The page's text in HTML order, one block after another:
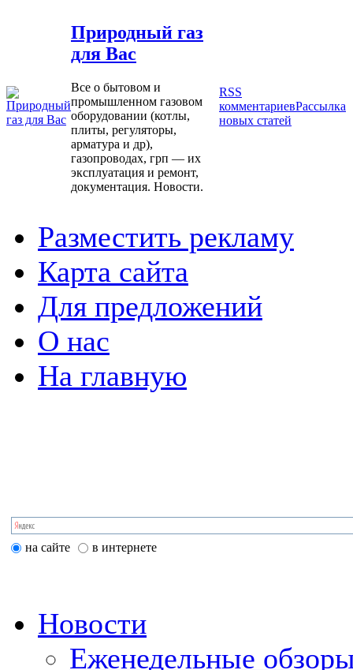
Природный газ
для Вас
Все о бытовом и
промышленном газовом
оборудовании (котлы,
плиты, регуляторы,
арматура и др),
газопроводах, грп — их
эксплуатация и ремонт,
документация. Новости.
RSS
комментариевРассылка
новых статей
Разместить рекламу
Карта сайта
Для предложений
О нас
На главную
на сайте в интернете
Новости
Еженедельные